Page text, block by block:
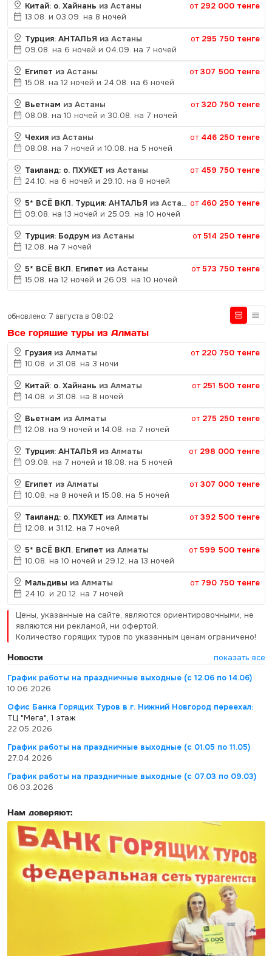
Китай: о. Хайнань из Астаны от 292 000 тенге
13.08. и 03.09. на 8 ночей
Турция: АНТАЛЬЯ из Астаны от 295 750 тенге
09.08. на 6 ночей и 04.09. на 7 ночей
Египет из Астаны от307 500 тенге
15.08. на 12 ночей и 24.08. на 6 ночей
Вьетнам из Астаны от320 750 тенге
08.08. на 10 ночей и 30.08. на 7 ночей
Чехия из Астаны от 446 250 тенге
08.08. на 7 ночей и 10.08. на 5 ночей
Таиланд: о. ПХУКЕТ из Астаны от 459 750 тенге
24.10. на 6 ночей и 29.10. на 8 ночей
5* ВСЁ ВКЛ. Турция: АНТАЛЬЯ из Астаны от 460 250 тенге
09.08. на 13 ночей и 25.09. на 10 ночей
Турция: Бодрум из Астаны от514 250 тенге
12.08. на 7 ночей
5* ВСЁ ВКЛ. Египет из Астаны от573 750 тенге
15.08. на 12 ночей и 26.09. на 10 ночей
Все горящие туры из Алматы
обновлено: 7 августа в 08:02
Грузия из Алматы от 220 750 тенге
10.08. и 31.08. на 3 ночи
Китай: о. Хайнань из Алматы от 251 500 тенге
14.08. и 31.08. на 8 ночей
Вьетнам из Алматы от 275 250 тенге
12.08. на 9 ночей и 14.08. на 7 ночей
Турция: АНТАЛЬЯ из Алматы от 298 000 тенге
09.08. на 7 ночей и 18.08. на 5 ночей
Египет из Алматы от307 000 тенге
10.08. на 8 ночей и 15.08. на 5 ночей
Таиланд: о. ПХУКЕТ из Алматы от392 500 тенге
12.08. и 31.12. на 7 ночей
5* ВСЁ ВКЛ. Египет из Алматы от599 500 тенге
10.08. на 10 ночей и 29.12. на 13 ночей
Мальдивы из Алматы от 790 750 тенге
24.10. и 20.12. на 7 ночей
Цены, указанные на сайте, являются ориентировочными, не
являются ни рекламой, ни офертой.
Количество горящих туров по указанным ценам ограничено!
Новости
показать все
График работы на праздничные выходные (с 12.06 по 14.06)
10.06.2026
Офис Банка Горящих Туров в г. Нижний Новгород переехал:
ТЦ "Мега", 1 этаж
22.05.2026
График работы на праздничные выходные (с 01.05 по 11.05)
27.04.2026
График работы на праздничные выходные (с 07.03 по 09.03)
06.03.2026
Нам доверяют: